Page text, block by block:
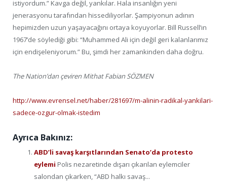
istiyordum.” Kavga değil, yankılar. Hala insanlığın yeni
jenerasyonu tarafından hissediliyorlar. Şampiyonun adının
hepimizden uzun yaşayacağını ortaya koyuyorlar. Bill Russell’ın
1967’de söylediği gibi: “Muhammed Ali için değil geri kalanlarımız
için endişeleniyorum.” Bu, şimdi her zamankinden daha doğru.
The Nation’dan çeviren Mithat Fabian SÖZMEN
http://www.evrensel.net/haber/281697/m-alinin-radikal-yankilari-
sadece-ozgur-olmak-istedim
Ayrıca Bakınız:
ABD’li savaş karşıtlarından Senato’da protesto
eylemi Polis nezaretinde dışarı çıkarılan eylemciler
salondan çıkarken, “ABD halkı savaş...